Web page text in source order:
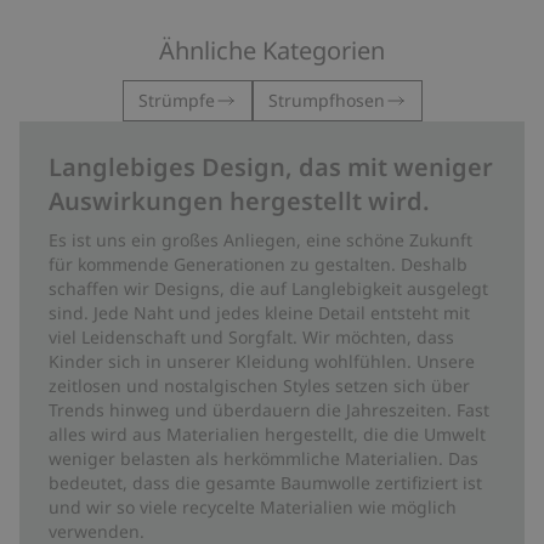
Ähnliche Kategorien
Strümpfe Strumpfhosen
Langlebiges Design, das mit weniger
Auswirkungen hergestellt wird.
Es ist uns ein großes Anliegen, eine schöne Zukunft
für kommende Generationen zu gestalten. Deshalb
schaffen wir Designs, die auf Langlebigkeit ausgelegt
sind. Jede Naht und jedes kleine Detail entsteht mit
viel Leidenschaft und Sorgfalt. Wir möchten, dass
Kinder sich in unserer Kleidung wohlfühlen. Unsere
zeitlosen und nostalgischen Styles setzen sich über
Trends hinweg und überdauern die Jahreszeiten. Fast
alles wird aus Materialien hergestellt, die die Umwelt
weniger belasten als herkömmliche Materialien. Das
bedeutet, dass die gesamte Baumwolle zertifiziert ist
und wir so viele recycelte Materialien wie möglich
verwenden.